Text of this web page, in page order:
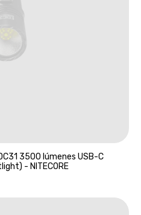
3500 lúmenes USB-C
- NITECORE